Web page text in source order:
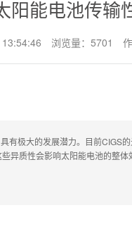
阳能电池传输
浏览量：5701
有极大的发展潜力。目前CIGS
异质性会影响太阳能电池的整